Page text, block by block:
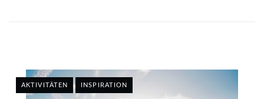
AKTIVITÄTEN INSPIRATION